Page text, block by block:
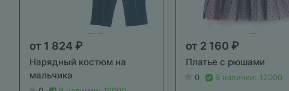
от 1 824 ₽
Нарядный костюм на
мальчика
от 2 160 ₽
Платье с рюшами
0 В наличии: 12000